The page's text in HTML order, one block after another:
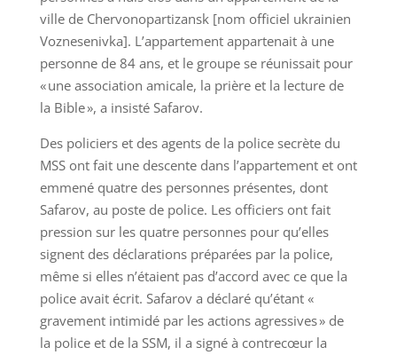
ville de Chervonopartizansk [nom officiel ukrainien
Voznesenivka]. L’appartement appartenait à une
personne de 84 ans, et le groupe se réunissait pour
« une association amicale, la prière et la lecture de
la Bible », a insisté Safarov.
Des policiers et des agents de la police secrète du
MSS ont fait une descente dans l’appartement et ont
emmené quatre des personnes présentes, dont
Safarov, au poste de police. Les officiers ont fait
pression sur les quatre personnes pour qu’elles
signent des déclarations préparées par la police,
même si elles n’étaient pas d’accord avec ce que la
police avait écrit. Safarov a déclaré qu’étant «
gravement intimidé par les actions agressives » de
la police et de la SSM, il a signé à contrecœur la